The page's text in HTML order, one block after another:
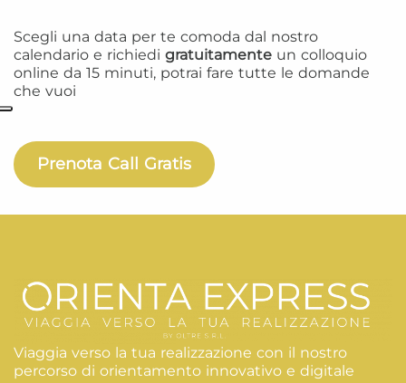
Scegli una data per te comoda dal nostro
calendario e richiedi gratuitamente un colloquio
online da 15 minuti, potrai fare tutte le domande
che vuoi
Prenota Call Gratis
Viaggia verso la tua realizzazione con il nostro
percorso di orientamento innovativo e digitale